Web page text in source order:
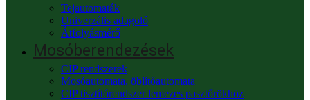
Tejautomaták
Univerzális adagoló
Átfolyásmérő
Mosóberendezések
CIP rendszerek
Mosóautomata, öblítőautomata
CIP tisztítórendszer lemezes pasztőrökhöz